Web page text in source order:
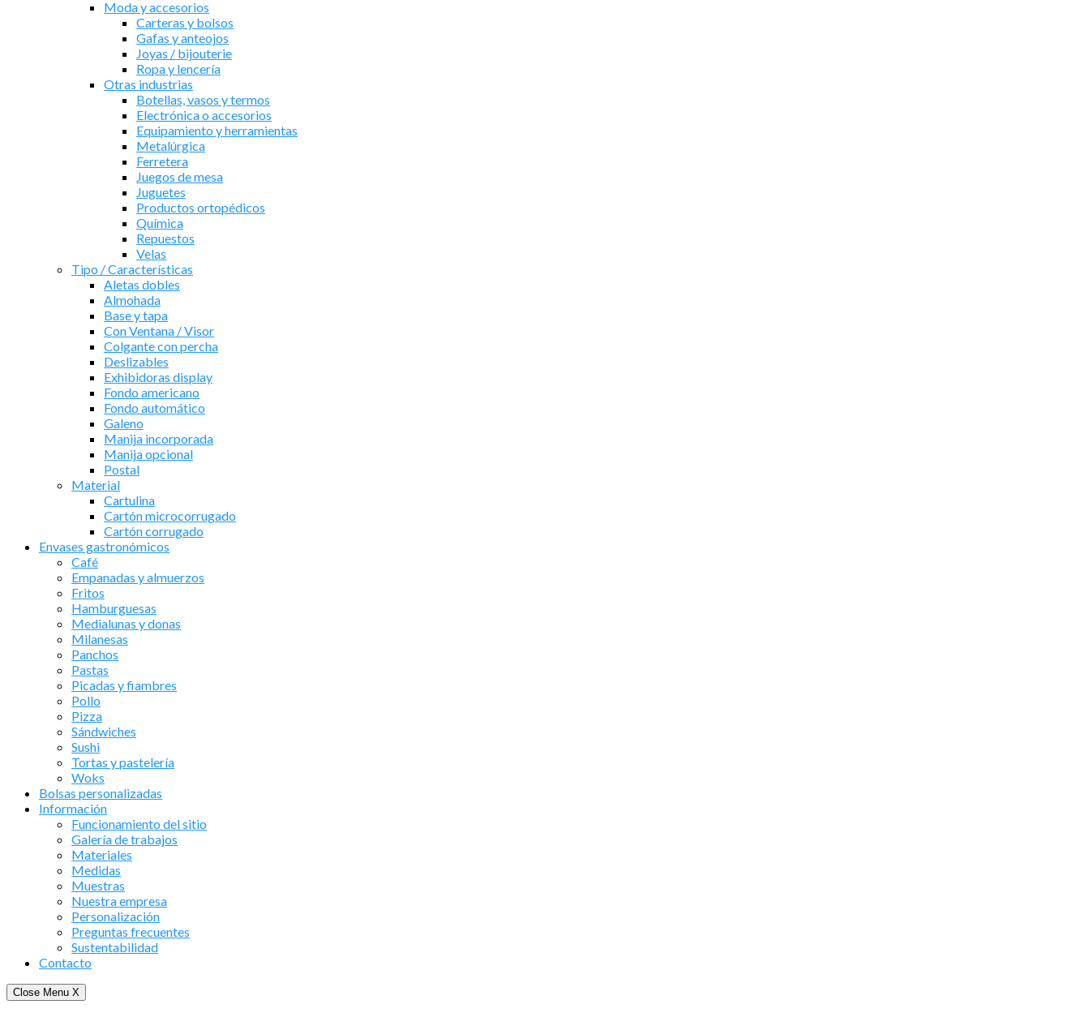
Moda y accesorios
Carteras y bolsos
Gafas y anteojos
Joyas / bijouterie
Ropa y lencería
Otras industrias
Botellas, vasos y termos
Electrónica o accesorios
Equipamiento y herramientas
Metalúrgica
Ferretera
Juegos de mesa
Juguetes
Productos ortopédicos
Química
Repuestos
Velas
Tipo / Características
Aletas dobles
Almohada
Base y tapa
Con Ventana / Visor
Colgante con percha
Deslizables
Exhibidoras display
Fondo americano
Fondo automático
Galeno
Manija incorporada
Manija opcional
Postal
Material
Cartulina
Cartón microcorrugado
Cartón corrugado
Envases gastronómicos
Café
Empanadas y almuerzos
Fritos
Hamburguesas
Medialunas y donas
Milanesas
Panchos
Pastas
Picadas y fiambres
Pollo
Pizza
Sándwiches
Sushi
Tortas y pastelería
Woks
Bolsas personalizadas
Información
Funcionamiento del sitio
Galería de trabajos
Materiales
Medidas
Muestras
Nuestra empresa
Personalización
Preguntas frecuentes
Sustentabilidad
Contacto
Close Menu X